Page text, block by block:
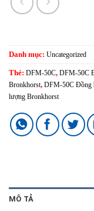
Danh mục: Uncategorized
Thẻ: DFM-50C, DFM-50C
Bronkhorst, DFM-50C Đồng
lượng Bronkhorst
MÔ TẢ